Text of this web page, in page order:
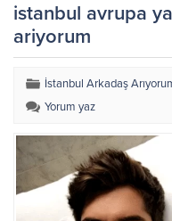
istanbul avrupa
ariyorum
İstanbul Arkadaş
Yorum yaz